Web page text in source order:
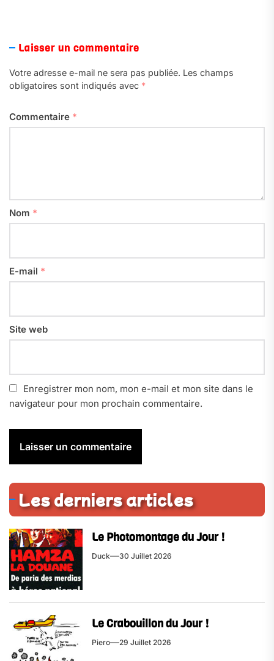
Laisser un commentaire
Votre adresse e-mail ne sera pas publiée. Les champs
obligatoires sont indiqués avec *
Commentaire *
Nom *
E-mail *
Site web
Enregistrer mon nom, mon e-mail et mon site dans le
navigateur pour mon prochain commentaire.
Les derniers articles
Le Photomontage du Jour !
Duck 30 Juillet 2026
Le Crabouillon du Jour !
Piero 29 Juillet 2026